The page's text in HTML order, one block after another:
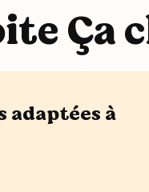
Ça
adaptées à